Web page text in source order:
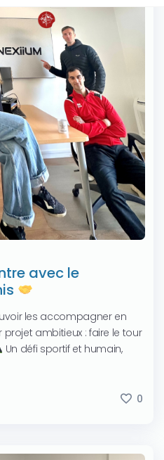
avec le
les accompagner en
ambitieux : faire le tour
Un défi sportif et humain,
0